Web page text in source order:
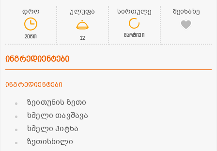
დრო
20წთ
ულუფა
12
სირთულე
მარტივი
შეინახე
ინგრედიენტები
ინგრედიენტები
ზეითუნის ზეთი
ხმელი თავშავა
ხმელი პიტნა
ზეთისხილი